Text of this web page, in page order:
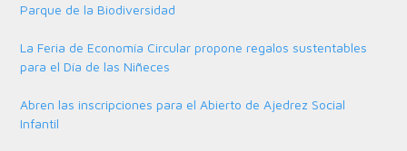
Parque de la Biodiversidad
La Feria de Economía Circular propone regalos sustentables
para el Día de las Niñeces
Abren las inscripciones para el Abierto de Ajedrez Social
Infantil